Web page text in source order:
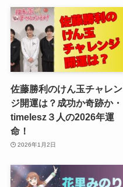
佐藤勝利のけん玉チャレン
ジ開運は？成功か奇跡か・
timelesz３人の2026年運
命！
2026年1月2日